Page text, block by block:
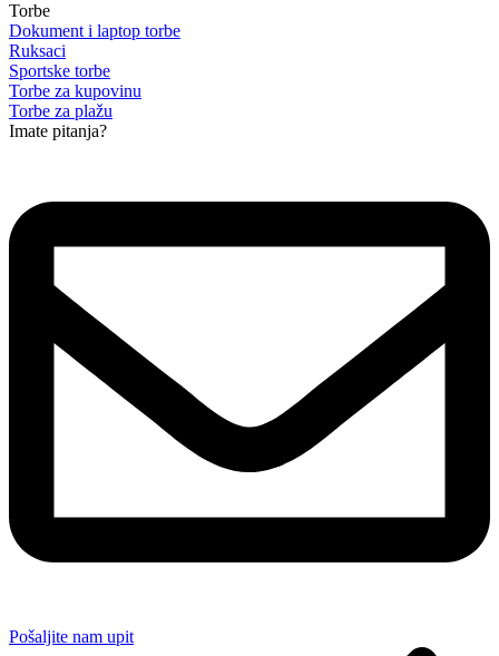
Torbe
Dokument i laptop torbe
Ruksaci
Sportske torbe
Torbe za kupovinu
Torbe za plažu
Imate pitanja?
Pošaljite nam upit